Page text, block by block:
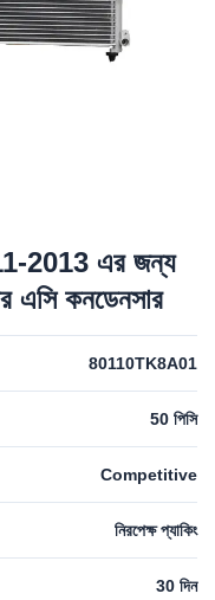
2013 এর জন্য
এসি কনডেনসার
80110TK8A01
50 পিসি
Competitive
নিরপেক্ষ প্যাকিং
30 দিন